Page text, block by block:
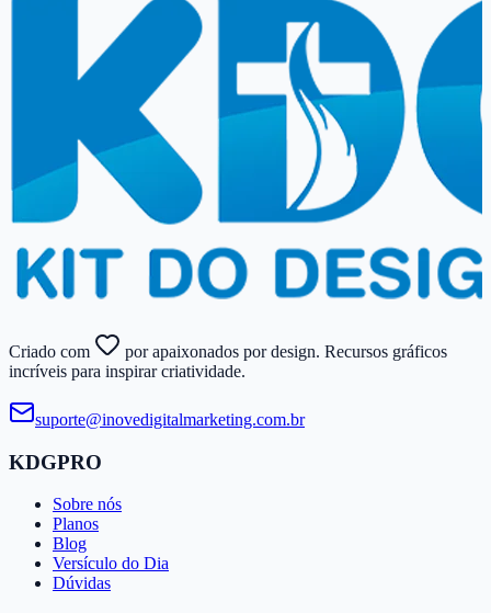
Criado com
por apaixonados por design. Recursos gráficos
incríveis para inspirar criatividade.
suporte@​inovedigitalmarketing.​com.​br
KDGPRO
Sobre nós
Planos
Blog
Versículo do Dia
Dúvidas